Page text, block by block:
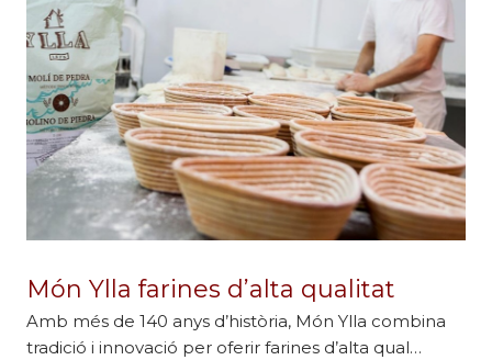
Món Ylla farines d’alta qualitat
Amb més de 140 anys d’història, Món Ylla combina
tradició i innovació per oferir farines d’alta qual…